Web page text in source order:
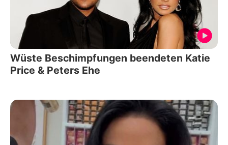
Wüste Beschimpfungen beendeten Katie
Price & Peters Ehe